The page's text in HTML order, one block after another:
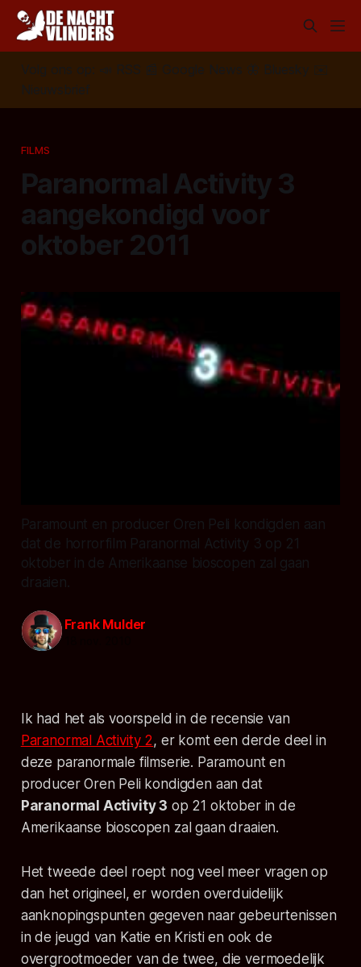
Volg ons op: 📣 RSS 📰 Google News 🦋 Bluesky
✉️
Nieuwsbrief
FILMS
Paranormal Activity 3
aangekondigd voor
oktober 2011
Paramount en producer Oren Peli kondigden aan
dat de horrorfilm Paranormal Activity 3 op 21
oktober in de Amerikaanse bioscopen zal gaan
draaien.
Frank Mulder
Ik had het als voorspeld in de recensie van
Paranormal Activity 2, er komt een derde deel in
deze paranormale filmserie. Paramount en
producer Oren Peli kondigden aan dat
Paranormal Activity 3 op 21 oktober in de
Amerikaanse bioscopen zal gaan draaien.
Het tweede deel roept nog veel meer vragen op
dan het origineel, er worden overduidelijk
aanknopingspunten gegeven naar gebeurtenissen
in de jeugd van Katie en Kristi en ook de
overgrootmoeder van de twee, die vermoedelijk